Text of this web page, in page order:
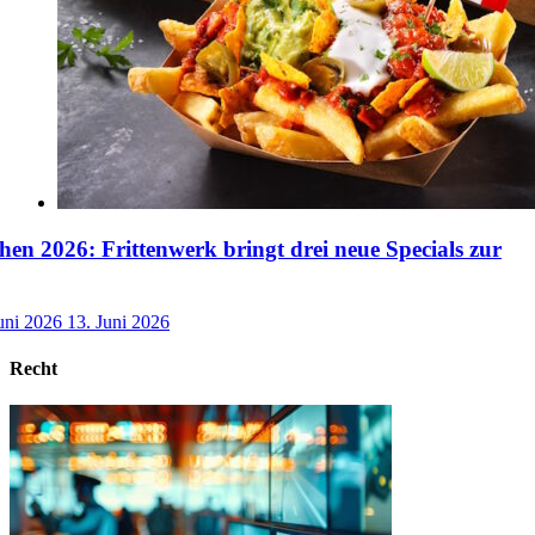
2026: Frittenwerk bringt drei neue Specials zur
2026 13. Juni 2026
Recht